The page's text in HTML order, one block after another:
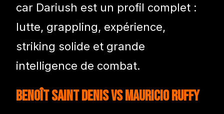
car Dariush est un profil complet :
lutte, grappling, expérience,
striking solide et grande
intelligence de combat.
Benoît Saint Denis vs Mauricio Ruffy